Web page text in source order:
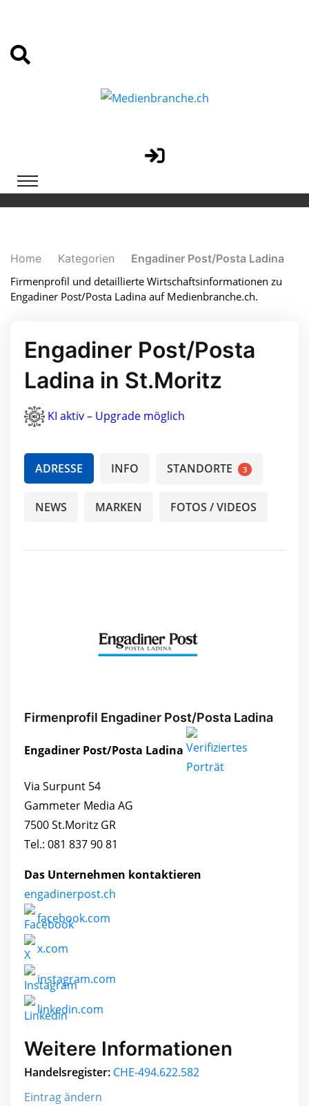
Home Kategorien
Engadiner Post/Posta Ladina
Firmenprofil und detaillierte Wirtschaftsinformationen zu
Engadiner Post/Posta Ladina auf Medienbranche.ch.
Engadiner Post/Posta
Ladina in St.Moritz
KI aktiv – Upgrade möglich
ADRESSE INFO STANDORTE 3
NEWS MARKEN FOTOS / VIDEOS
Firmenprofil Engadiner Post/Posta Ladina
Engadiner Post/Posta Ladina
Via Surpunt 54
Gammeter Media AG
7500 St.Moritz GR
Tel.: 081 837 90 81
Das Unternehmen kontaktieren
engadinerpost.ch
facebook.com
x.com
instagram.com
linkedin.com
Weitere Informationen
Handelsregister: CHE-494.622.582
Eintrag ändern